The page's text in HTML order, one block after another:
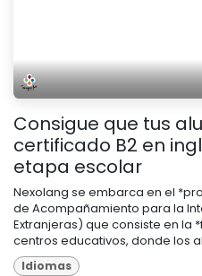
Consigue que tus
certificado B2 en
etapa escolar
Nexolang se embarca en el
de Acompañamiento para la
Extranjeras) que consiste en la
centros educativos, donde los
Idiomas